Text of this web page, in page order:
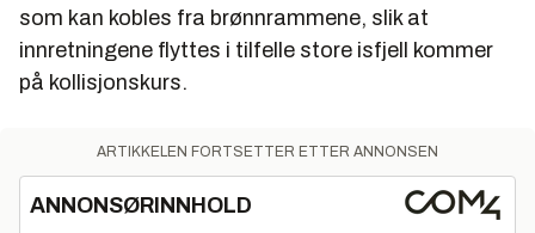
som kan kobles fra brønnrammene, slik at
innretningene flyttes i tilfelle store isfjell kommer
på kollisjonskurs.
ARTIKKELEN FORTSETTER ETTER ANNONSEN
ANNONSØRINNHOLD